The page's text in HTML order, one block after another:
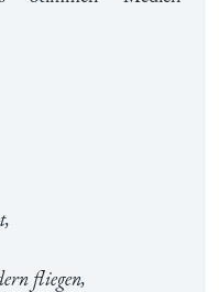
fliegen,